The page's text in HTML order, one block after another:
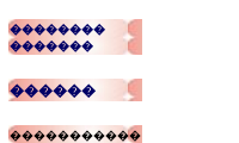
��������
�������
������
�����������